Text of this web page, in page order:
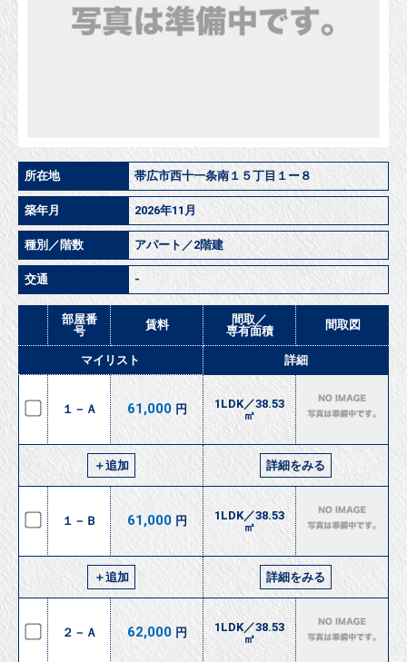
所在地 帯広市西十一条南１５丁目１ー８
築年月 2026年11月
種別／階数 アパート／2階建
交通 -
部屋番
号
賃料
間取／
専有面積
間取図
マイリスト 詳細
１－Ａ 61,000 円
1LDK／38.53
㎡
＋追加 詳細をみる
１－Ｂ 61,000 円
1LDK／38.53
㎡
＋追加 詳細をみる
２－Ａ 62,000 円
1LDK／38.53
㎡